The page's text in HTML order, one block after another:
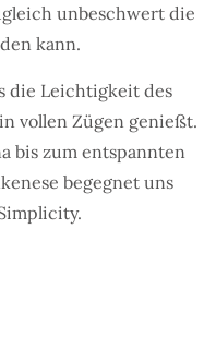
unbeschwert die
kann.
die Leichtigkeit des
vollen Zügen genießt.
bis zum entspannten
begegnet uns